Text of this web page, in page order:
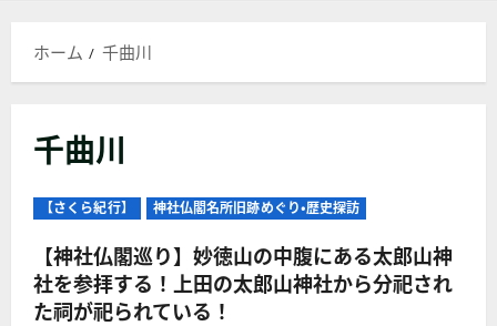
ン
ー
ホーム 千曲川
千曲川
【さくら紀行】 神社仏閣名所旧跡めぐり・歴史探訪
【神社仏閣巡り】妙徳山の中腹にある太郎山神
社を参拝する！上田の太郎山神社から分祀され
た祠が祀られている！